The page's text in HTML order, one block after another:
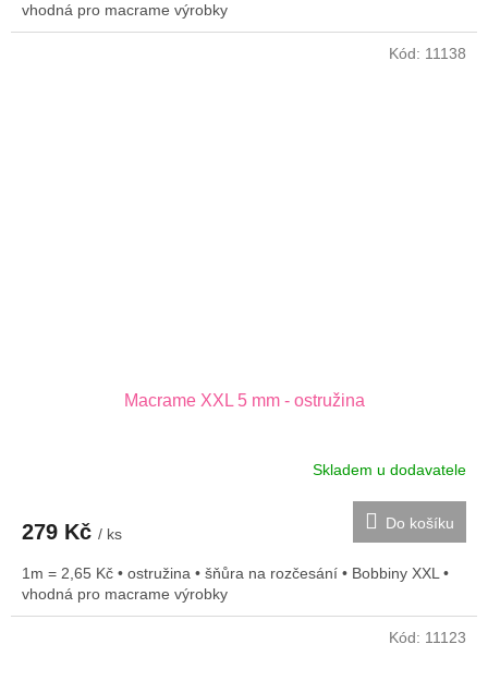
vhodná pro macrame výrobky
Macrame XXL 5 mm - ostružina
Skladem u dodavatele
279 Kč / ks
Do košíku
1m = 2,65 Kč • ostružina • šňůra na rozčesání • Bobbiny XXL •
vhodná pro macrame výrobky
Kód: 11138
Kód: 11123